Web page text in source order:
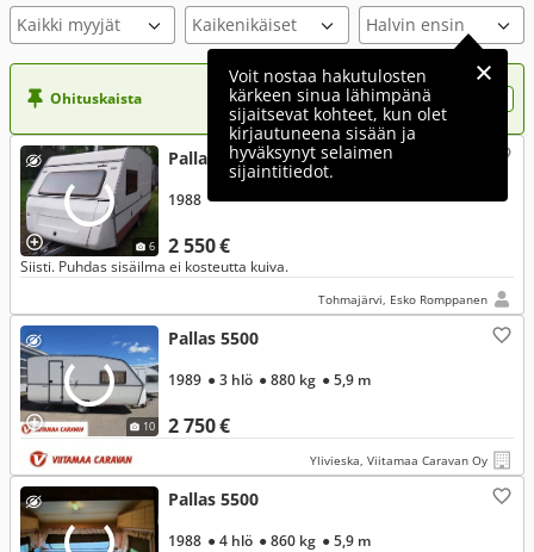
Kaikki myyjät
Voit nostaa hakutulosten
kärkeen sinua lähimpänä
sijaitsevat kohteet, kun olet
kirjautuneena sisään ja
hyväksynyt selaimen
sijaintitiedot.
Ohituskaista Nosta ilmoituksesi tähän?
6
Pallas 5500
2 550 €
1988
Siisti. Puhdas sisäilma ei kosteutta kuiva.
Tohmajärvi, Esko Romppanen
10
Pallas 5500
2 750 €
1989 ● 3 hlö ● 880 kg ● 5,9 m
Ylivieska, Viitamaa Caravan Oy
Pallas 5500
1988 ● 4 hlö ● 860 kg ● 5,9 m